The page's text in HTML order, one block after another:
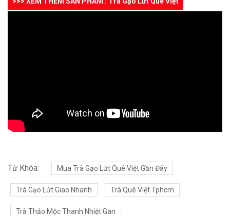
Từ Khóa: Mua Trà Gạo Lứt Quê Việt Gần Đây
Trà Gạo Lứt Giao Nhanh Trà Quê Việt Tphcm
Trà Thảo Mộc Thanh Nhiệt Gan